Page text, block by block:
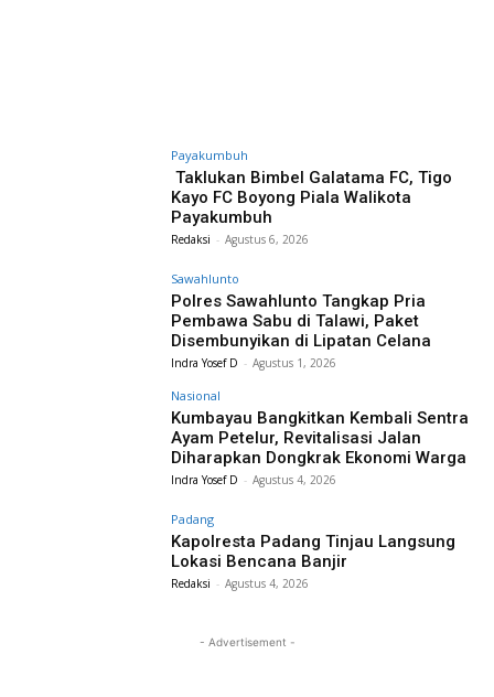
Payakumbuh
Taklukan Bimbel Galatama FC, Tigo
Kayo FC Boyong Piala Walikota
Payakumbuh
Redaksi - Agustus 6, 2026
Sawahlunto
Polres Sawahlunto Tangkap Pria
Pembawa Sabu di Talawi, Paket
Disembunyikan di Lipatan Celana
Indra Yosef D - Agustus 1, 2026
Nasional
Kumbayau Bangkitkan Kembali Sentra
Ayam Petelur, Revitalisasi Jalan
Diharapkan Dongkrak Ekonomi Warga
Indra Yosef D - Agustus 4, 2026
Padang
Kapolresta Padang Tinjau Langsung
Lokasi Bencana Banjir
Redaksi - Agustus 4, 2026
- Advertisement -